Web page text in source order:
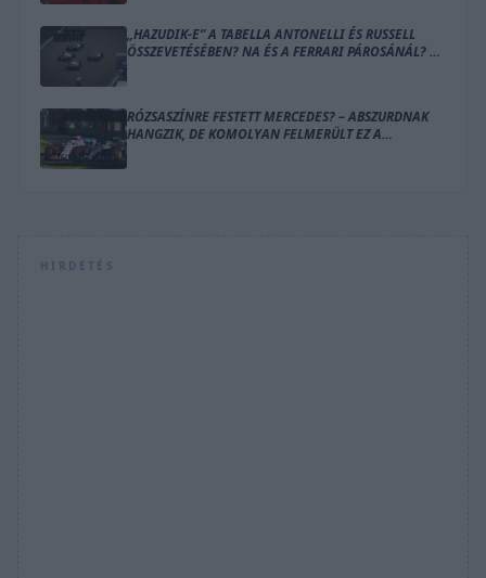
„HAZUDIK-E” A TABELLA ANTONELLI ÉS RUSSELL
ÖSSZEVETÉSÉBEN? NA ÉS A FERRARI PÁROSÁNÁL? –
RÓZSASZÍNRE FESTETT MERCEDES? – ABSZURDNAK
HANGZIK, DE KOMOLYAN FELMERÜLT EZ A
HIRDETÉS